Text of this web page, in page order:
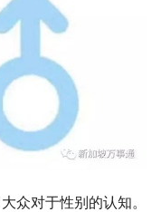
众对于性别的认知。